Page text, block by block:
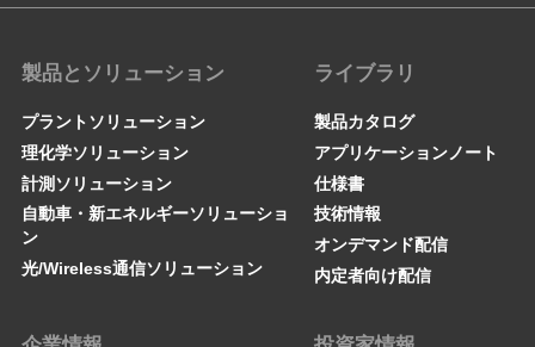
製品とソリューション
プラントソリューション
理化学ソリューション
計測ソリューション
自動車・新エネルギーソリューショ
ン
光/Wireless通信ソリューション
ライブラリ
製品カタログ
アプリケーションノート
仕様書
技術情報
オンデマンド配信
内定者向け配信